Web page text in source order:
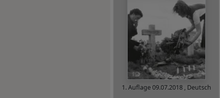
1. Auflage09.07.2018 , Deutsch